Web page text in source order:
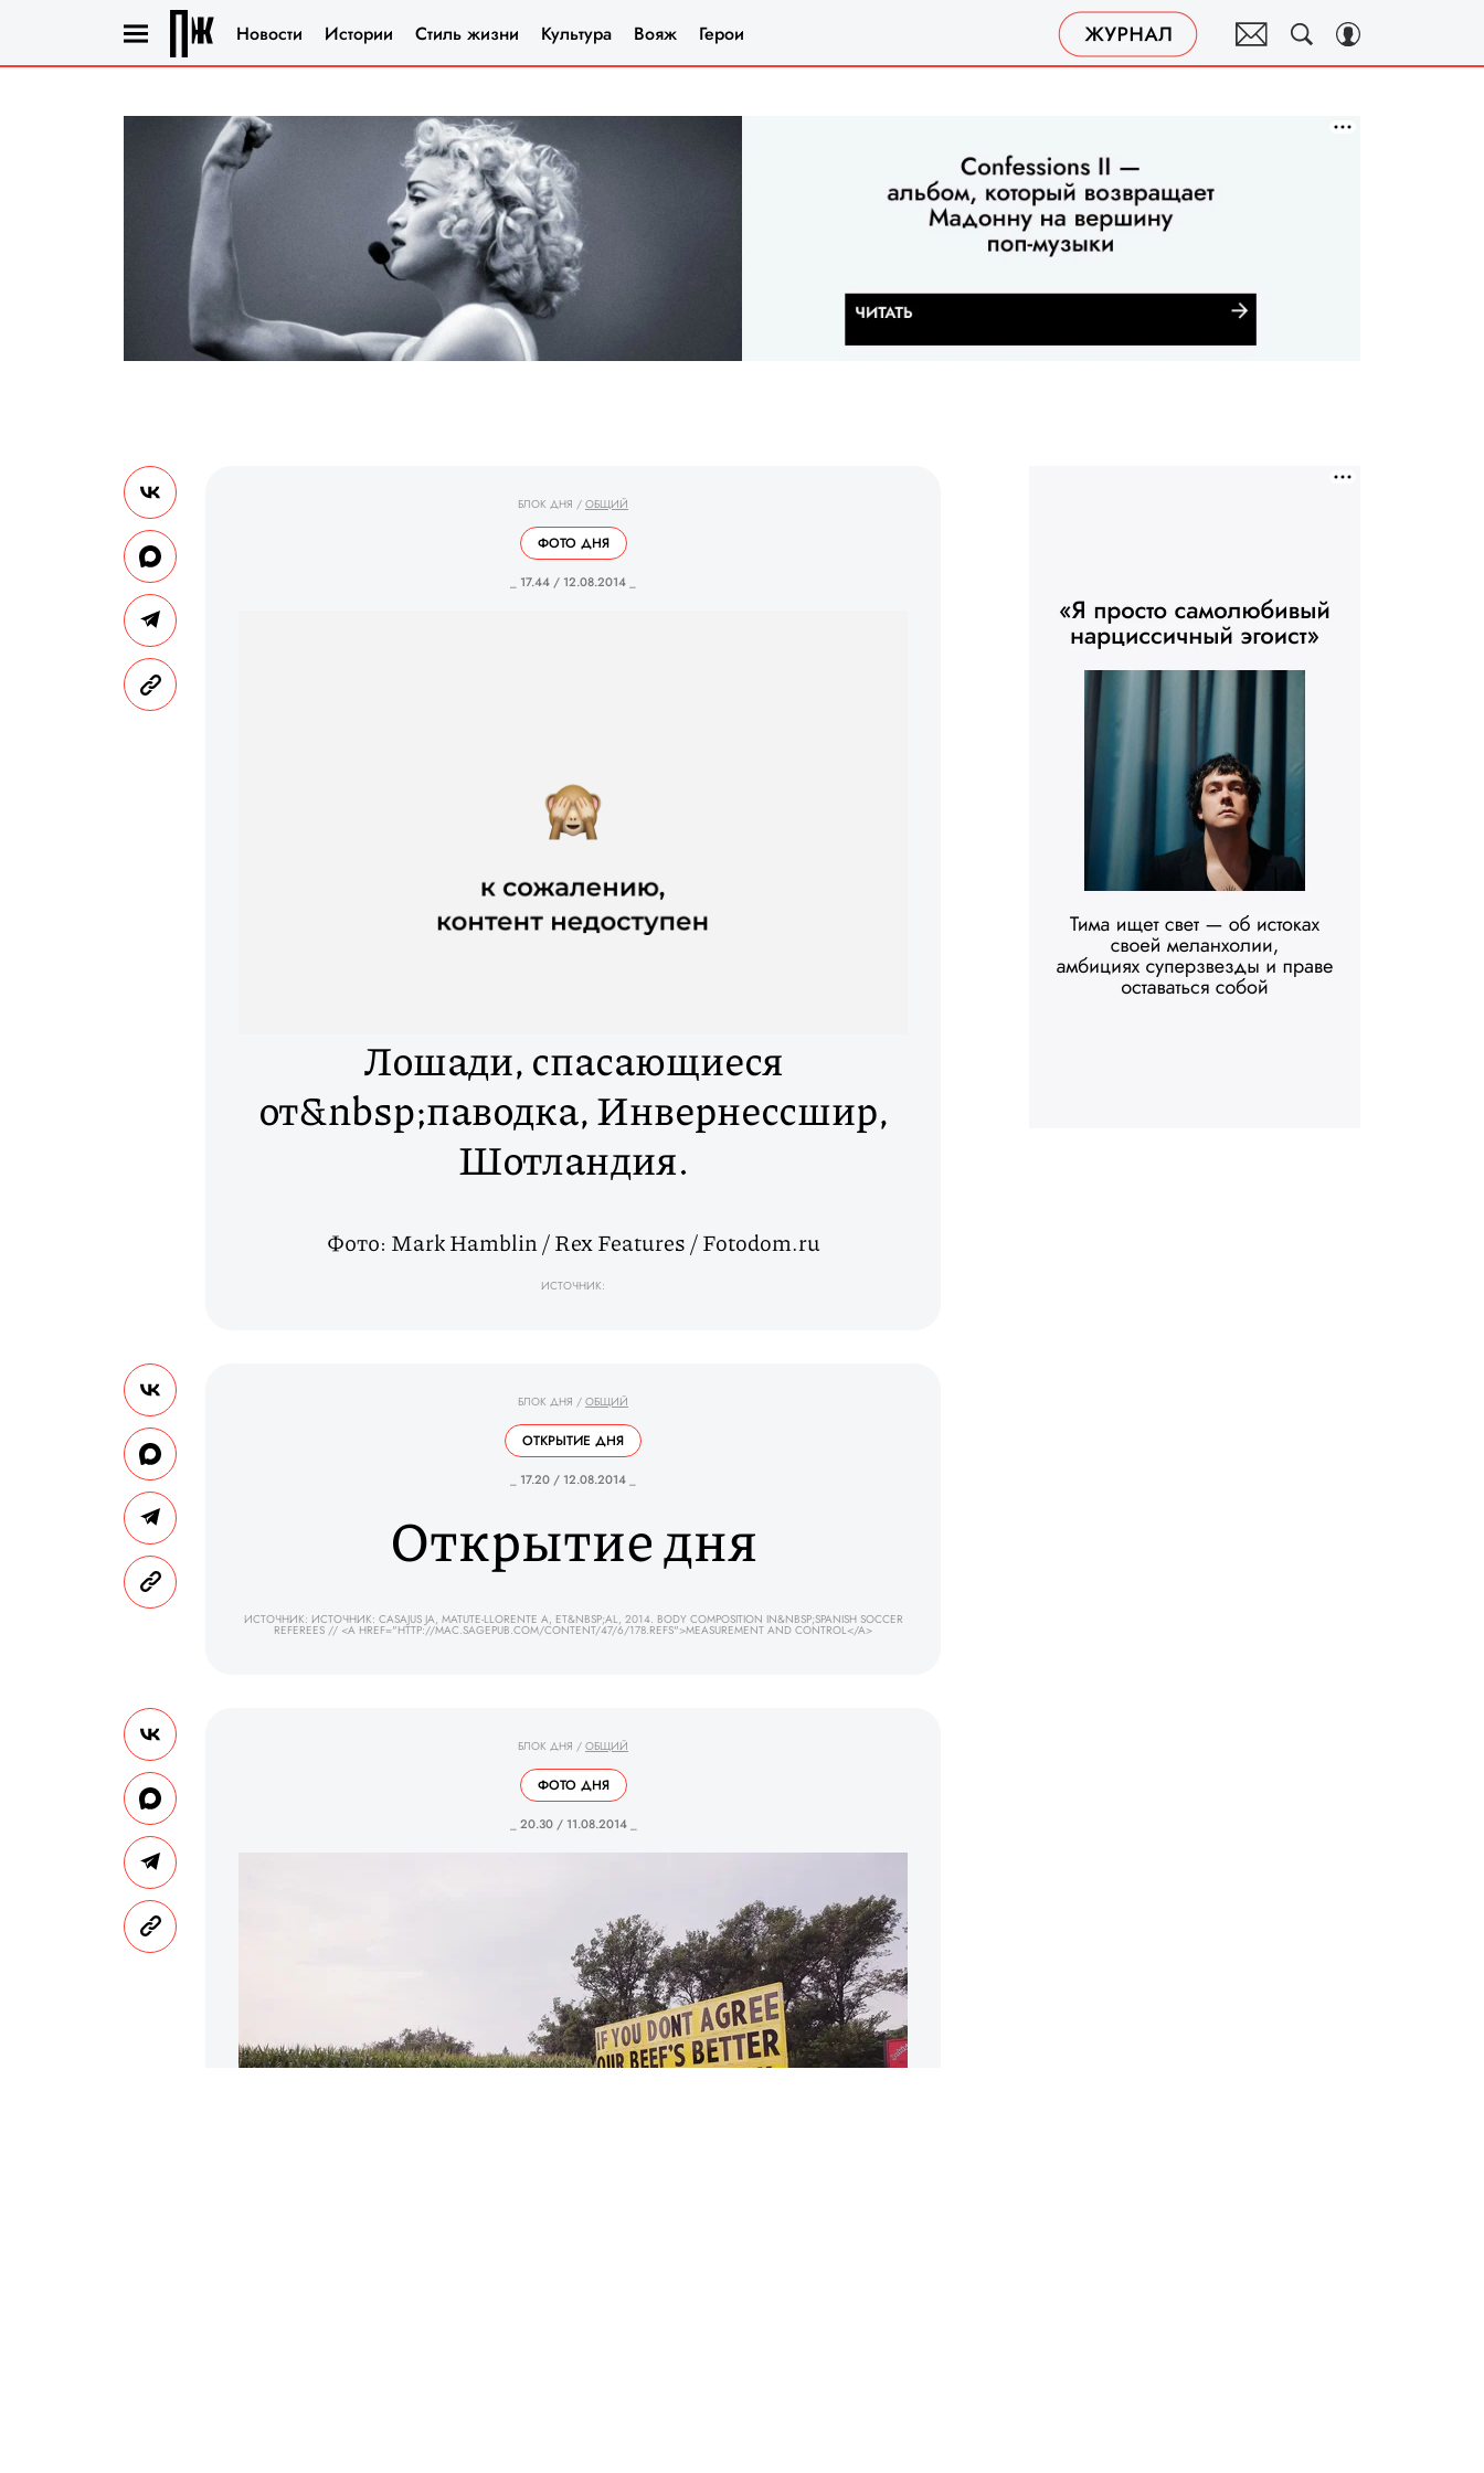
Новости Истории Стиль жизни Культура Вояж Герои
БЛОК ДНЯ / ОБЩИЙ
ФОТО ДНЯ
_ 17.44 / 12.08.2014 _
Лошади, спасающиеся
от&nbsp;паводка, Инвернессшир,
Шотландия.
Фото: Mark Hamblin / Rex Features / Fotodom.ru
ИСТОЧНИК:
БЛОК ДНЯ / ОБЩИЙ
ОТКРЫТИЕ ДНЯ
_ 17.20 / 12.08.2014 _
Открытие дня
ИСТОЧНИК: ИСТОЧНИК: CASAJUS JA, MATUTE-LLORENTE A, ET&NBSP;AL, 2014. BODY COMPOSITION IN&NBSP;SPANISH SOCCER
REFEREES // <A HREF="HTTP://MAC.SAGEPUB.COM/CONTENT/47/6/178.REFS">MEASUREMENT AND CONTROL</A>
БЛОК ДНЯ / ОБЩИЙ
ФОТО ДНЯ
_ 20.30 / 11.08.2014 _